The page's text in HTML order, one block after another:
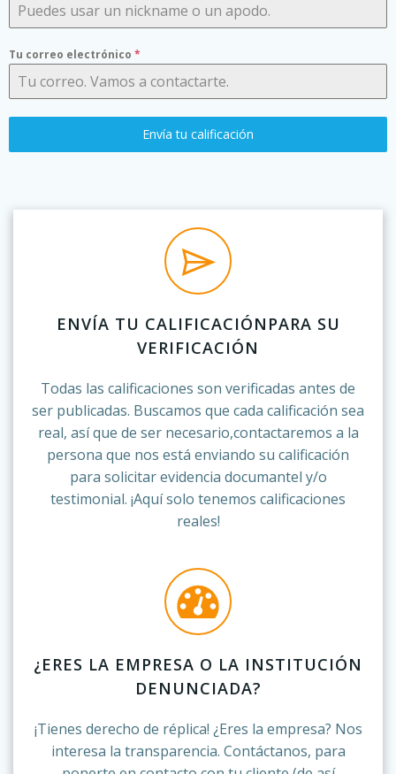
Tu correo electrónico *
Envía tu calificación
ENVÍA TU CALIFICACIÓNPARA SU
VERIFICACIÓN
Todas las calificaciones son verificadas antes de
ser publicadas. Buscamos que cada calificación sea
real, así que de ser necesario,contactaremos a la
persona que nos está enviando su calificación
para solicitar evidencia documantel y/o
testimonial. ¡Aquí solo tenemos calificaciones
reales!
¿ERES LA EMPRESA O LA INSTITUCIÓN
DENUNCIADA?
¡Tienes derecho de réplica! ¿Eres la empresa? Nos
interesa la transparencia. Contáctanos, para